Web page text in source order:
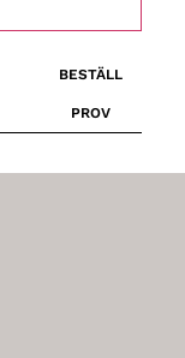
BESTÄLL
PROV